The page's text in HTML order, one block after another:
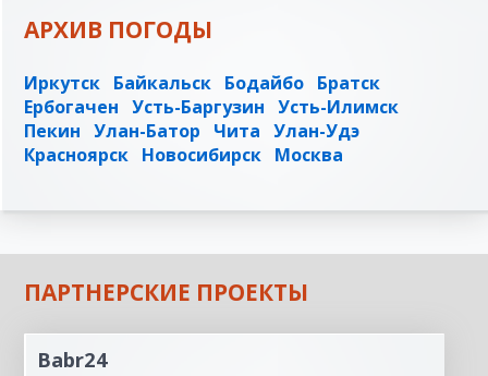
АРХИВ ПОГОДЫ
Иркутск Байкальск Бодайбо Братск
Ербогачен Усть-Баргузин Усть-Илимск
Пекин Улан-Батор Чита Улан-Удэ
Красноярск Новосибирск Москва
ПАРТНЕРСКИЕ ПРОЕКТЫ
Babr24